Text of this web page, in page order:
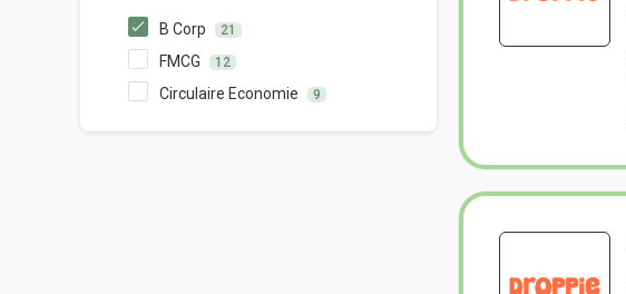
B Corp 21
FMCG 12
Circulaire Economie 9